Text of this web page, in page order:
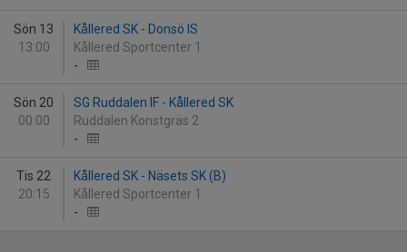
Sön 13
13:00
Kållered SK - Donsö IS
Kållered Sportcenter 1
-
Sön 20
00:00
SG Ruddalen IF - Kållered SK
Ruddalen Konstgräs 2
-
Tis 22
20:15
Kållered SK - Näsets SK (B)
Kållered Sportcenter 1
-